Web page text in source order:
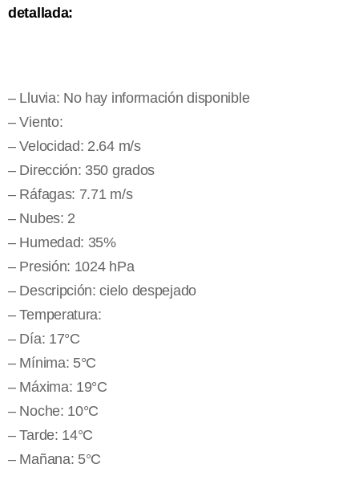
detallada:
– Lluvia: No hay información disponible
– Viento:
– Velocidad: 2.64 m/s
– Dirección: 350 grados
– Ráfagas: 7.71 m/s
– Nubes: 2
– Humedad: 35%
– Presión: 1024 hPa
– Descripción: cielo despejado
– Temperatura:
– Día: 17°C
– Mínima: 5°C
– Máxima: 19°C
– Noche: 10°C
– Tarde: 14°C
– Mañana: 5°C